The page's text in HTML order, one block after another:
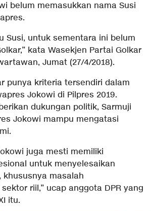
belum memasukkan nama Susi
Susi, untuk sementara ini belum
kata Wasekjen Partai Golkar
Jumat (27/4/2018).
punya kriteria tersendiri dalam
Jokowi di Pilpres 2019.
dukungan politik, Sarmuji
Jokowi mampu mengatasi
juga mesti memiliki
untuk menyelesaikan
khususnya masalah
riil,” ucap anggota DPR yang
itu.